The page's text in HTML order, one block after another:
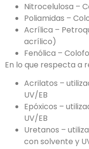
Nitrocelulosa –
Poliamidas –
Acrílica –
acrílico)
Fenólica –
En lo que respecta a
Acrilatos –
UV/EB
Epóxicos –
UV/EB
Uretanos –
con solvente y